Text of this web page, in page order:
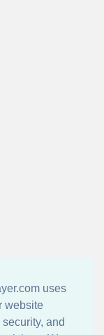
uses
website
and